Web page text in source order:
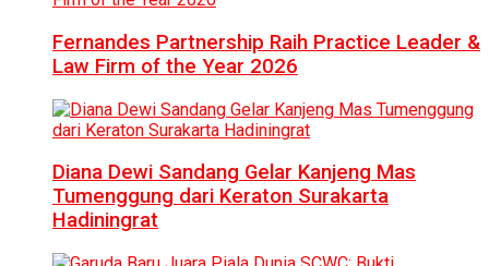
Fernandes Partnership Raih Practice Leader &
Law Firm of the Year 2026
Diana Dewi Sandang Gelar Kanjeng Mas
Tumenggung dari Keraton Surakarta
Hadiningrat